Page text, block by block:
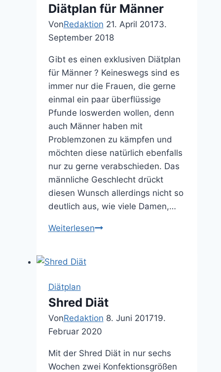
Diätplan für Männer
VonRedaktion 21. April 20173.
September 2018
Gibt es einen exklusiven Diätplan
für Männer ? Keineswegs sind es
immer nur die Frauen, die gerne
einmal ein paar überflüssige
Pfunde loswerden wollen, denn
auch Männer haben mit
Problemzonen zu kämpfen und
möchten diese natürlich ebenfalls
nur zu gerne verabschieden. Das
männliche Geschlecht drückt
diesen Wunsch allerdings nicht so
deutlich aus, wie viele Damen,…
WeiterlesenDiätplan
Diätplan
Shred Diät
VonRedaktion 8. Juni 201719.
Februar 2020
Mit der Shred Diät in nur sechs
Wochen zwei Konfektionsgrößen